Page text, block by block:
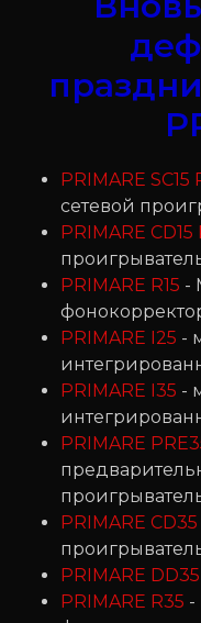
PRIMARE SC15
сетевой
PRIMARE CD15
PRIMARE R15 -
PRIMARE I25 -
PRIMARE I35 -
PRIMARE
PRIMARE
PRIMARE DD35
PRIMARE R35 -